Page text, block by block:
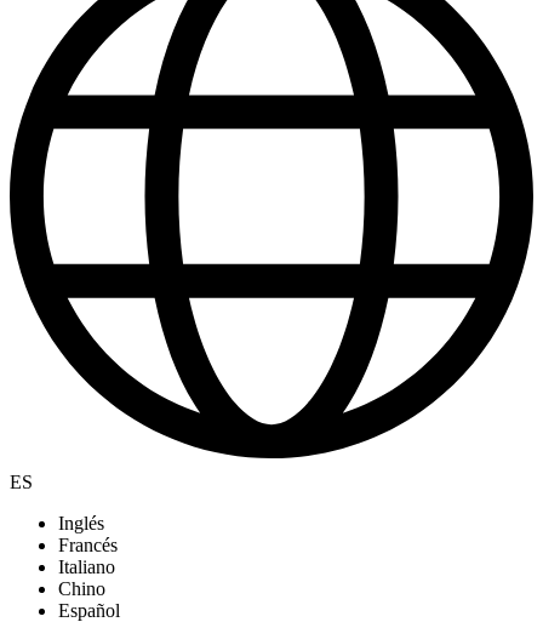
ES
Inglés
Francés
Italiano
Chino
Español